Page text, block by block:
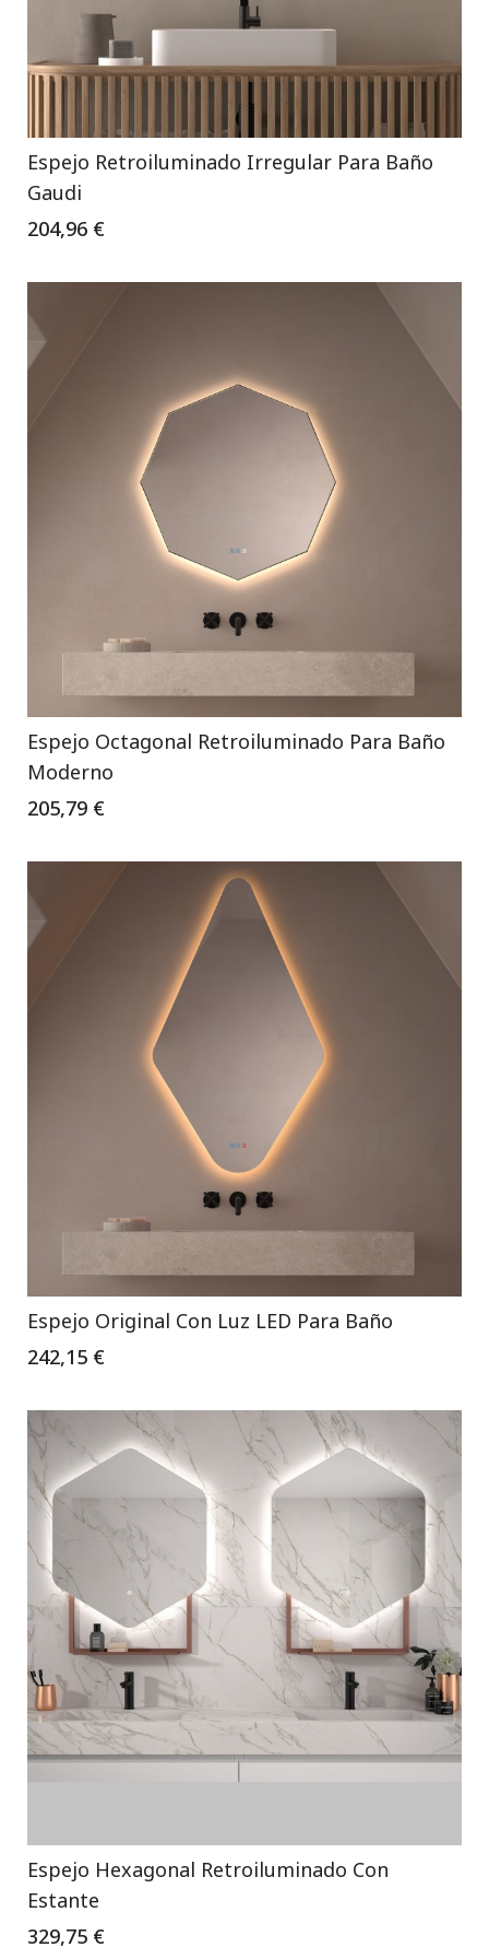
Espejo Retroiluminado Irregular Para Baño
Gaudi
204,96 €
Espejo Octagonal Retroiluminado Para Baño
Moderno
205,79 €
Espejo Original Con Luz LED Para Baño
242,15 €
Espejo Hexagonal Retroiluminado Con
Estante
329,75 €